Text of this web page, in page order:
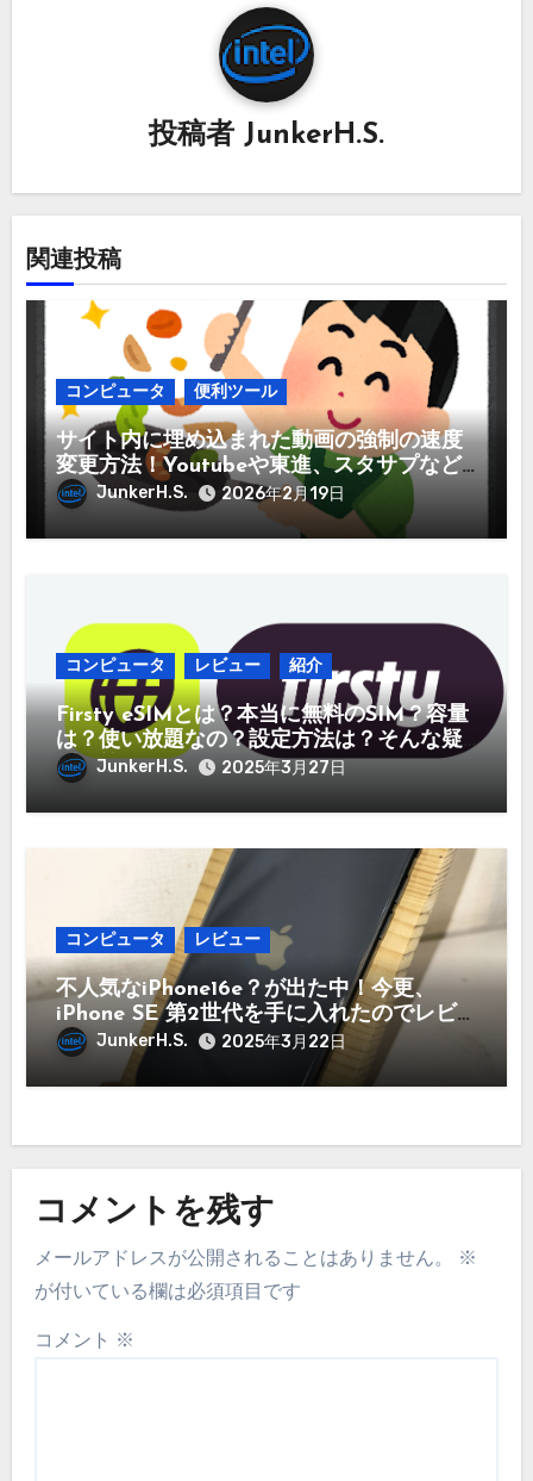
投稿者 JunkerH.S.
関連投稿
コンピュータ 便利ツール
サイト内に埋め込まれた動画の強制の速度
変更方法！Youtubeや東進、スタサプなど
などJunkerH.S. 2026年2月19日
コンピュータ レビュー 紹介
Firsty eSIMとは？本当に無料のSIM？容量
は？使い放題なの？設定方法は？そんな疑
問に答えていきます。
JunkerH.S. 2025年3月27日
コンピュータ レビュー
不人気なiPhone16e？が出た中！今更、
iPhone SE 第2世代を手に入れたのでレビ
ュー まだ使えるのか？今買うのはどうか
JunkerH.S. 2025年3月22日
コメントを残す
メールアドレスが公開されることはありません。
※
が付いている欄は必須項目です
コメント ※